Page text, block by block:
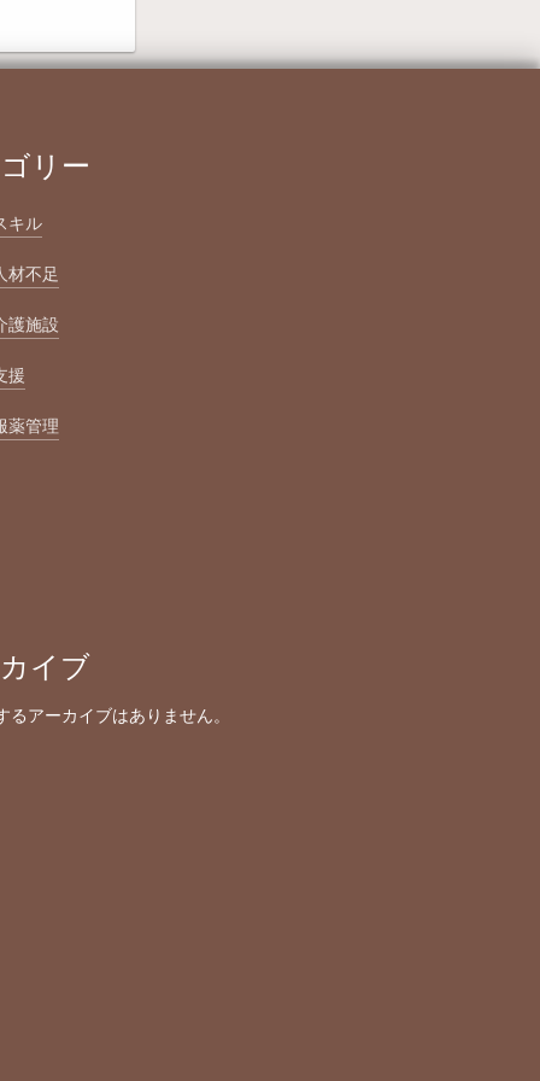
リー
キル
材不足
護施設
援
薬管理
イブ
るアーカイブはありません。